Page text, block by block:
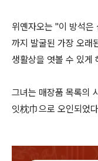
위옌자오는 "이 방석은
까지 발굴된 가장 오래
생활상을 엿볼 수 있게
그녀는 매장품 목록의
잇枕巾으로 오인되었